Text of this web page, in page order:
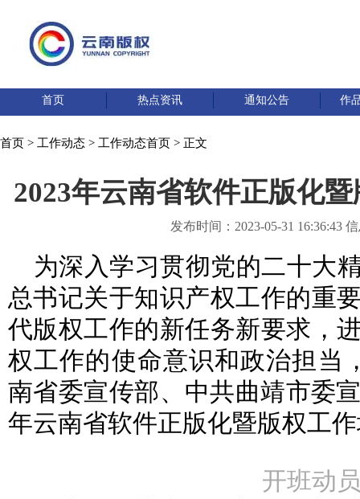
首页 热点资讯 通知公告 作
首页 > 工作动态 > 工作动态首页 > 正文
2023年云南省软件正版化
发布时间：2023-05-31 16:36:43
为深入学习贯彻党的二十大
总书记关于知识产权工作的重
代版权工作的新任务新要求，
权工作的使命意识和政治担当
南省委宣传部、中共曲靖市委
年云南省软件正版化暨版权工
开班动